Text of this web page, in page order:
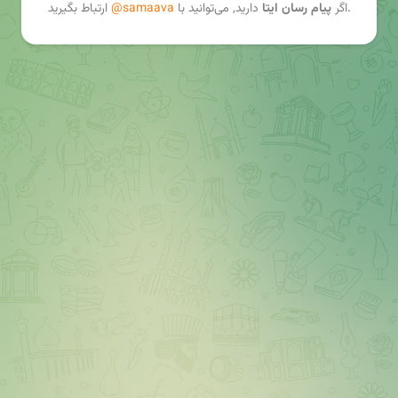
اگرپیام رسان ایتا دارید, می‌توانید با @samaava ارتباط بگیرید.